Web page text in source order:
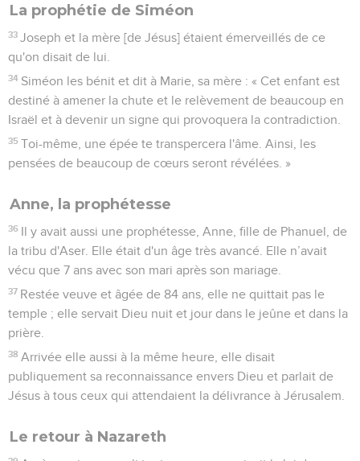
La prophétie de Siméon
33 Joseph et la mère [de Jésus] étaient émerveillés de ce
qu'on disait de lui.
34 Siméon les bénit et dit à Marie, sa mère : « Cet enfant est
destiné à amener la chute et le relèvement de beaucoup en
Israël et à devenir un signe qui provoquera la contradiction.
35 Toi-même, une épée te transpercera l'âme. Ainsi, les
pensées de beaucoup de cœurs seront révélées. »
Anne, la prophétesse
36 Il y avait aussi une prophétesse, Anne, fille de Phanuel, de
la tribu d'Aser. Elle était d'un âge très avancé. Elle n’avait
vécu que 7 ans avec son mari après son mariage.
37 Restée veuve et âgée de 84 ans, elle ne quittait pas le
temple ; elle servait Dieu nuit et jour dans le jeûne et dans la
prière.
38 Arrivée elle aussi à la même heure, elle disait
publiquement sa reconnaissance envers Dieu et parlait de
Jésus à tous ceux qui attendaient la délivrance à Jérusalem.
Le retour à Nazareth